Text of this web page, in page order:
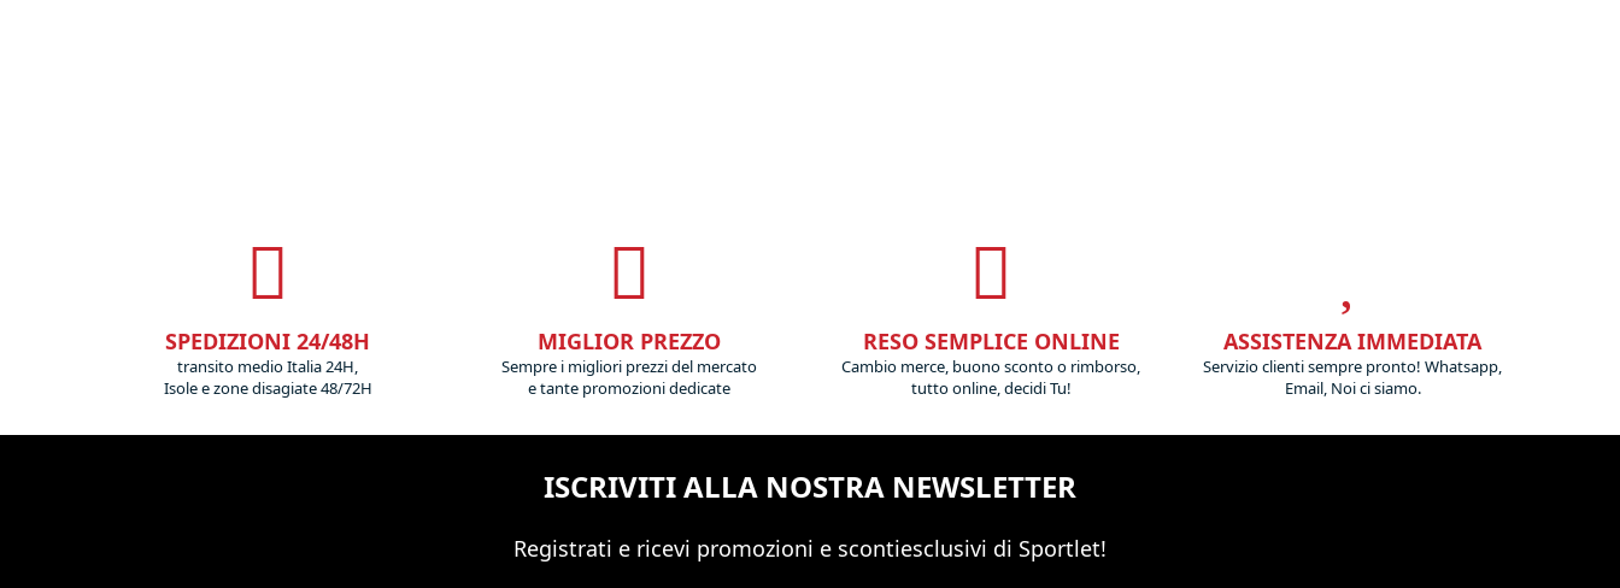
SPEDIZIONI 24/48H
transito medio Italia 24H,
Isole e zone disagiate 48/72H
MIGLIOR PREZZO
Sempre i migliori prezzi del mercato
e tante promozioni dedicate
RESO SEMPLICE ONLINE
Cambio merce, buono sconto o rimborso,
tutto online, decidi Tu!
ASSISTENZA IMMEDIATA
Servizio clienti sempre pronto! Whatsapp,
Email, Noi ci siamo.
ISCRIVITI ALLA NOSTRA NEWSLETTER
Registrati e ricevi promozioni e scontiesclusivi di Sportlet!